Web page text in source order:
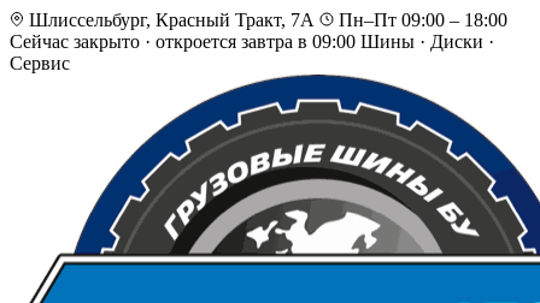
Шлиссельбург, Красный Тракт, 7А
Пн–Пт 09:00 – 18:00
Сейчас закрыто · откроется завтра в 09:00 Шины · Диски ·
Сервис